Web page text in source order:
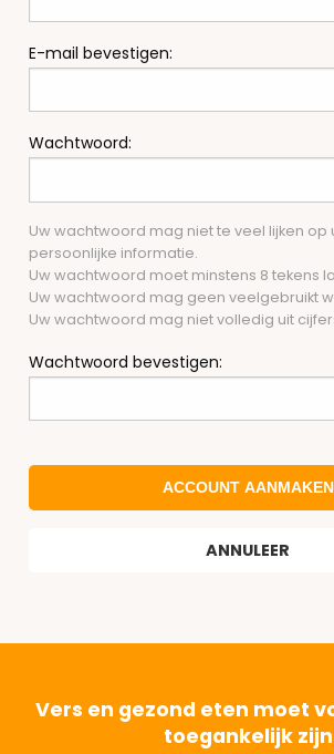
E-mail bevestigen:
Wachtwoord:
Uw wachtwoord mag niet te veel lijken op
persoonlijke informatie.
Uw wachtwoord moet minstens 8 tekens
Uw wachtwoord mag geen veelgebruikt
Uw wachtwoord mag niet volledig uit
Wachtwoord bevestigen:
ACCOUNT AANMAKEN
ANNULEER
Vers en gezond eten moet
toegankelijk zijn